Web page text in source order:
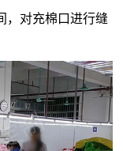
，对充棉口进行缝